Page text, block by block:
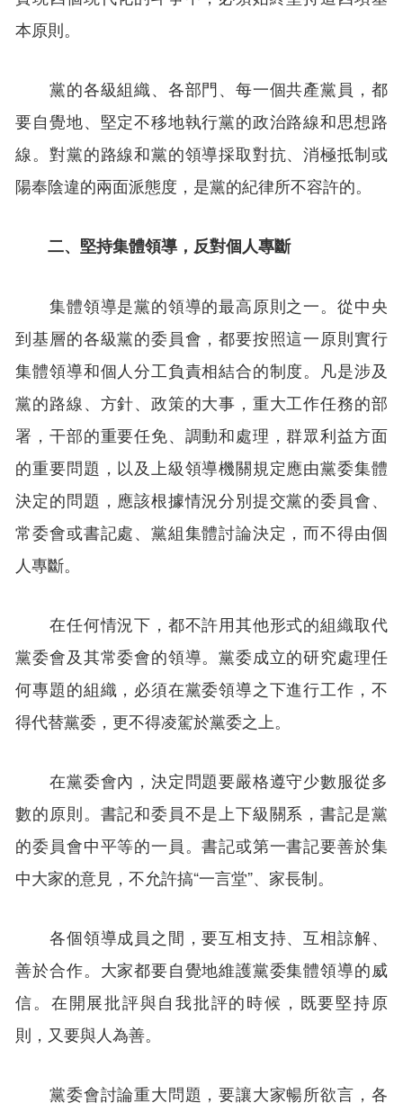
本原則。
黨的各級組織、各部門、每一個共產黨員，都
要自覺地、堅定不移地執行黨的政治路線和思想路
線。對黨的路線和黨的領導採取對抗、消極抵制或
陽奉陰違的兩面派態度，是黨的紀律所不容許的。
二、堅持集體領導，反對個人專斷
集體領導是黨的領導的最高原則之一。從中央
到基層的各級黨的委員會，都要按照這一原則實行
集體領導和個人分工負責相結合的制度。凡是涉及
黨的路線、方針、政策的大事，重大工作任務的部
署，干部的重要任免、調動和處理，群眾利益方面
的重要問題，以及上級領導機關規定應由黨委集體
決定的問題，應該根據情況分別提交黨的委員會、
常委會或書記處、黨組集體討論決定，而不得由個
人專斷。
在任何情況下，都不許用其他形式的組織取代
黨委會及其常委會的領導。黨委成立的研究處理任
何專題的組織，必須在黨委領導之下進行工作，不
得代替黨委，更不得凌駕於黨委之上。
在黨委會內，決定問題要嚴格遵守少數服從多
數的原則。書記和委員不是上下級關系，書記是黨
的委員會中平等的一員。書記或第一書記要善於集
中大家的意見，不允許搞“一言堂”、家長制。
各個領導成員之間，要互相支持、互相諒解、
善於合作。大家都要自覺地維護黨委集體領導的威
信。在開展批評與自我批評的時候，既要堅持原
則，又要與人為善。
黨委會討論重大問題，要讓大家暢所欲言，各